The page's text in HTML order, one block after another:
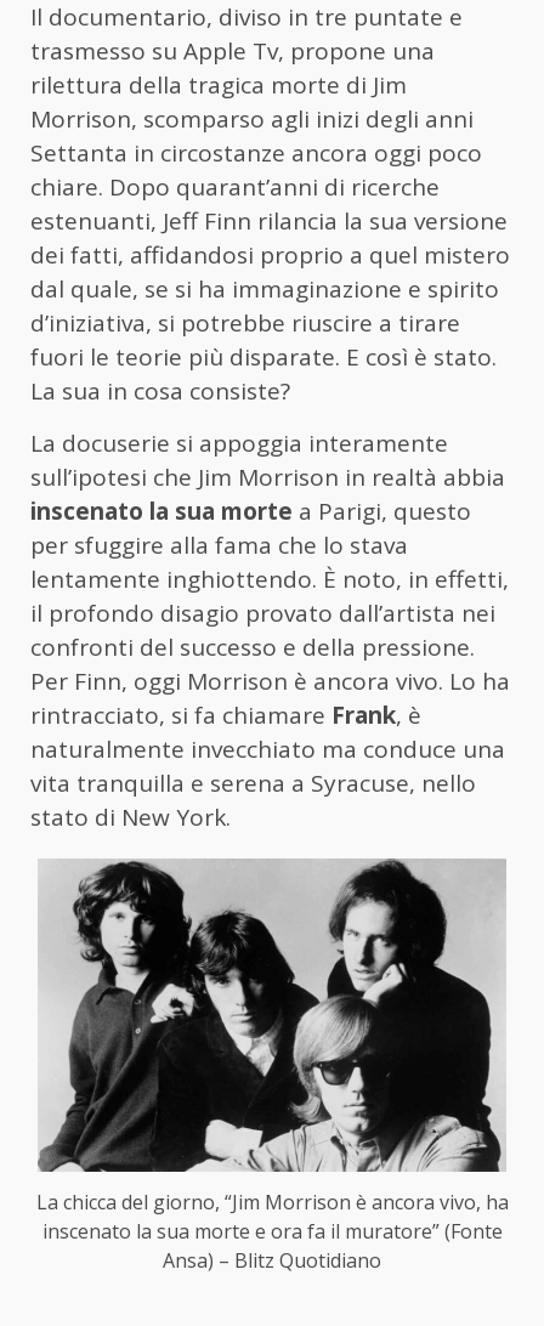
Il documentario, diviso in tre puntate e
trasmesso su Apple Tv, propone una
rilettura della tragica morte di Jim
Morrison, scomparso agli inizi degli anni
Settanta in circostanze ancora oggi poco
chiare. Dopo quarant’anni di ricerche
estenuanti, Jeff Finn rilancia la sua versione
dei fatti, affidandosi proprio a quel mistero
dal quale, se si ha immaginazione e spirito
d’iniziativa, si potrebbe riuscire a tirare
fuori le teorie più disparate. E così è stato.
La sua in cosa consiste?
La docuserie si appoggia interamente
sull’ipotesi che Jim Morrison in realtà abbia
inscenato la sua morte a Parigi, questo
per sfuggire alla fama che lo stava
lentamente inghiottendo. È noto, in effetti,
il profondo disagio provato dall’artista nei
confronti del successo e della pressione.
Per Finn, oggi Morrison è ancora vivo. Lo ha
rintracciato, si fa chiamare Frank, è
naturalmente invecchiato ma conduce una
vita tranquilla e serena a Syracuse, nello
stato di New York.
La chicca del giorno, “Jim Morrison è ancora vivo, ha
inscenato la sua morte e ora fa il muratore” (Fonte
Ansa) – Blitz Quotidiano